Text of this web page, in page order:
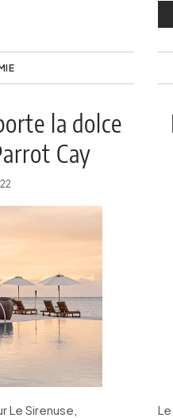
la dolce
Cay
Le Sirenuse,